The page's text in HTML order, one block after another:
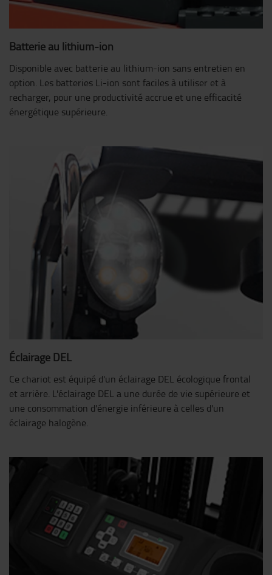
Batterie au lithium-ion
Disponible avec batterie au lithium-ion sans entretien en
option. Les batteries Li-ion sont faciles à utiliser et à
recharger, pour une productivité accrue et une efficacité
énergétique supérieure.
Éclairage DEL
Ce chariot est équipé d'un éclairage DEL écologique frontal
et arrière. L'éclairage DEL a une durée de vie supérieure et
une consommation d'énergie inférieure à celles d'un
éclairage halogène.